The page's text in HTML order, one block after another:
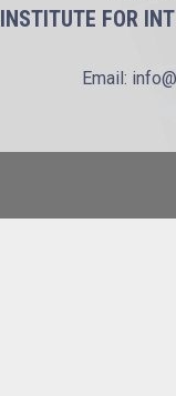
INSTITUTE FOR
Email: